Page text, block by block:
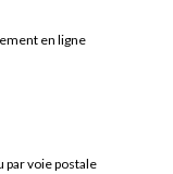
en ligne
par voie postale